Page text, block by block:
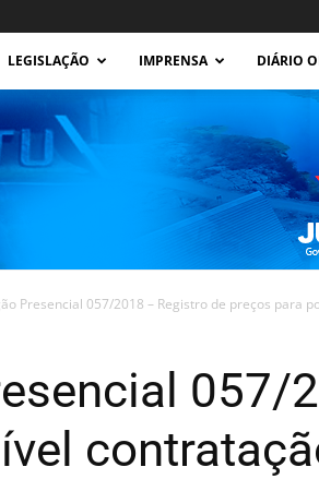
LEGISLAÇÃO IMPRENSA DIÁRIO
Presencial 057/2018 – Registro de preços para
057/